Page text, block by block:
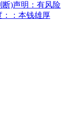
)声明：有风险
：：本钱雄厚